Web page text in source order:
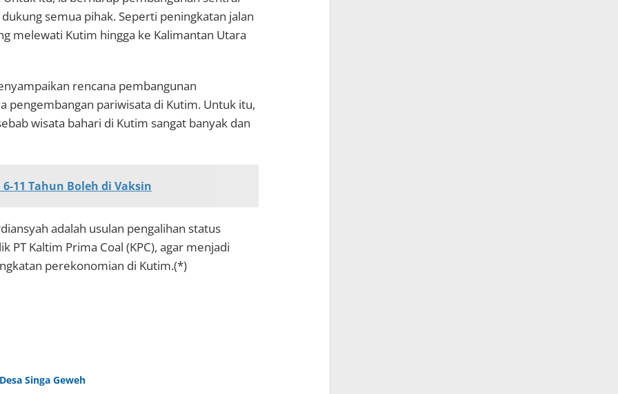
semua pihak. Seperti peningkatan jalan
melewati Kutim hingga ke Kalimantan Utara
rencana pembangunan
pengembangan pariwisata di Kutim. Untuk itu,
wisata bahari di Kutim sangat banyak dan
11 Tahun Boleh di Vaksin
adalah usulan pengalihan status
PT Kaltim Prima Coal (KPC), agar menjadi
perekonomian di Kutim.(*)
Singa Geweh